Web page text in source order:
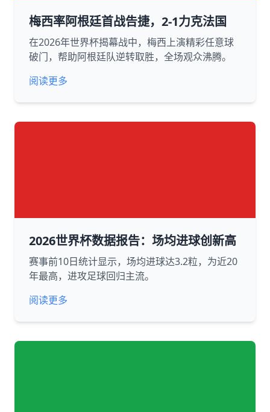
梅西率阿根廷首战告捷，2-1力克法国
在2026年世界杯揭幕战中，梅西上演精彩任意球
破门，帮助阿根廷队逆转取胜，全场观众沸腾。
阅读更多
2026世界杯数据报告：场均进球创新高
赛事前10日统计显示，场均进球达3.2粒，为近20
年最高，进攻足球回归主流。
阅读更多